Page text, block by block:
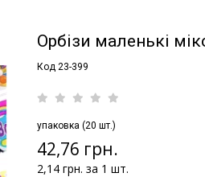
Орбізи маленькі
Код 23-399
упаковка (20 шт.)
42,76 грн.
2,14 грн. за 1 шт.